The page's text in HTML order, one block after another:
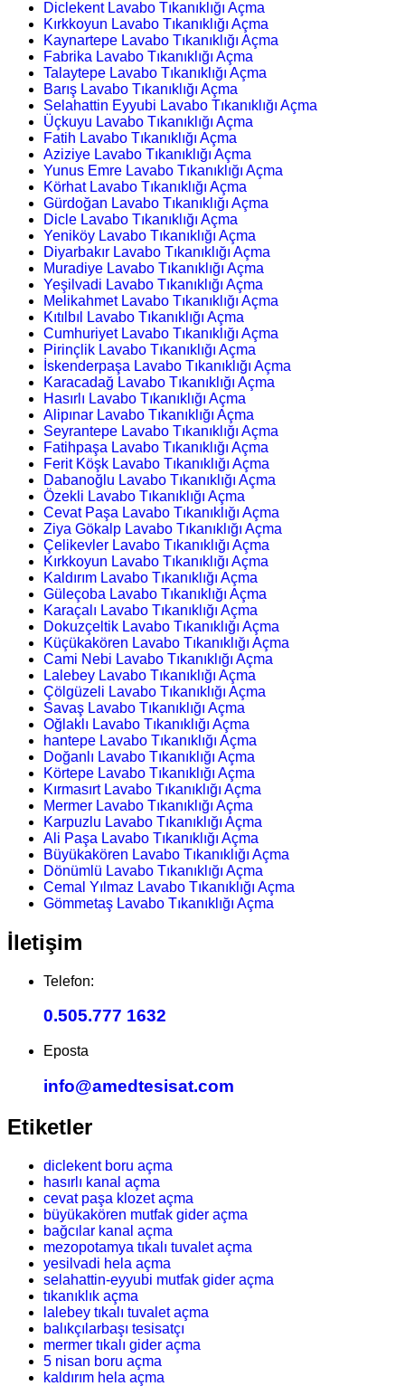
Diclekent Lavabo Tıkanıklığı Açma
Kırkkoyun Lavabo Tıkanıklığı Açma
Kaynartepe Lavabo Tıkanıklığı Açma
Fabrika Lavabo Tıkanıklığı Açma
Talaytepe Lavabo Tıkanıklığı Açma
Barış Lavabo Tıkanıklığı Açma
Selahattin Eyyubi Lavabo Tıkanıklığı Açma
Üçkuyu Lavabo Tıkanıklığı Açma
Fatih Lavabo Tıkanıklığı Açma
Aziziye Lavabo Tıkanıklığı Açma
Yunus Emre Lavabo Tıkanıklığı Açma
Körhat Lavabo Tıkanıklığı Açma
Gürdoğan Lavabo Tıkanıklığı Açma
Dicle Lavabo Tıkanıklığı Açma
Yeniköy Lavabo Tıkanıklığı Açma
Diyarbakır Lavabo Tıkanıklığı Açma
Muradiye Lavabo Tıkanıklığı Açma
Yeşilvadi Lavabo Tıkanıklığı Açma
Melikahmet Lavabo Tıkanıklığı Açma
Kıtılbıl Lavabo Tıkanıklığı Açma
Cumhuriyet Lavabo Tıkanıklığı Açma
Pirinçlik Lavabo Tıkanıklığı Açma
İskenderpaşa Lavabo Tıkanıklığı Açma
Karacadağ Lavabo Tıkanıklığı Açma
Hasırlı Lavabo Tıkanıklığı Açma
Alipınar Lavabo Tıkanıklığı Açma
Seyrantepe Lavabo Tıkanıklığı Açma
Fatihpaşa Lavabo Tıkanıklığı Açma
Ferit Köşk Lavabo Tıkanıklığı Açma
Dabanoğlu Lavabo Tıkanıklığı Açma
Özekli Lavabo Tıkanıklığı Açma
Cevat Paşa Lavabo Tıkanıklığı Açma
Ziya Gökalp Lavabo Tıkanıklığı Açma
Çelikevler Lavabo Tıkanıklığı Açma
Kırkkoyun Lavabo Tıkanıklığı Açma
Kaldırım Lavabo Tıkanıklığı Açma
Güleçoba Lavabo Tıkanıklığı Açma
Karaçalı Lavabo Tıkanıklığı Açma
Dokuzçeltik Lavabo Tıkanıklığı Açma
Küçükakören Lavabo Tıkanıklığı Açma
Cami Nebi Lavabo Tıkanıklığı Açma
Lalebey Lavabo Tıkanıklığı Açma
Çölgüzeli Lavabo Tıkanıklığı Açma
Savaş Lavabo Tıkanıklığı Açma
Oğlaklı Lavabo Tıkanıklığı Açma
hantepe Lavabo Tıkanıklığı Açma
Doğanlı Lavabo Tıkanıklığı Açma
Körtepe Lavabo Tıkanıklığı Açma
Kırmasırt Lavabo Tıkanıklığı Açma
Mermer Lavabo Tıkanıklığı Açma
Karpuzlu Lavabo Tıkanıklığı Açma
Ali Paşa Lavabo Tıkanıklığı Açma
Büyükakören Lavabo Tıkanıklığı Açma
Dönümlü Lavabo Tıkanıklığı Açma
Cemal Yılmaz Lavabo Tıkanıklığı Açma
Gömmetaş Lavabo Tıkanıklığı Açma
İletişim
Telefon:
0.505.777 1632
Eposta
info@amedtesisat.com
Etiketler
diclekent boru açma
hasırlı kanal açma
cevat paşa klozet açma
büyükakören mutfak gider açma
bağcılar kanal açma
mezopotamya tıkalı tuvalet açma
yesilvadi hela açma
selahattin-eyyubi mutfak gider açma
tıkanıklık açma
lalebey tıkalı tuvalet açma
balıkçılarbaşı tesisatçı
mermer tıkalı gider açma
5 nisan boru açma
kaldırım hela açma